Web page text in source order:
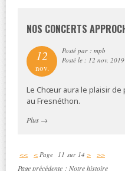
NOS CONCERTS
12
nov.
Posté par : mpb
Posté le : 12 nov. 2019
Le Chœur aura le plaisir de
au Fresnéthon.
Plus →
<< < Page 11 sur 14 > >>
Page précédente : Notre histoire